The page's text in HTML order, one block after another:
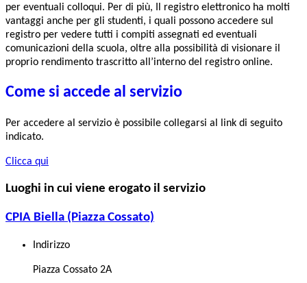
per eventuali colloqui. Per di più, Il registro elettronico ha molti
vantaggi anche per gli studenti, i quali possono accedere sul
registro per vedere tutti i compiti assegnati ed eventuali
comunicazioni della scuola, oltre alla possibilità di visionare il
proprio rendimento trascritto all’interno del registro online.
Come si accede al servizio
Per accedere al servizio è possibile collegarsi al link di seguito
indicato.
Clicca qui
Luoghi in cui viene erogato il servizio
CPIA Biella (Piazza Cossato)
Indirizzo
Piazza Cossato 2A